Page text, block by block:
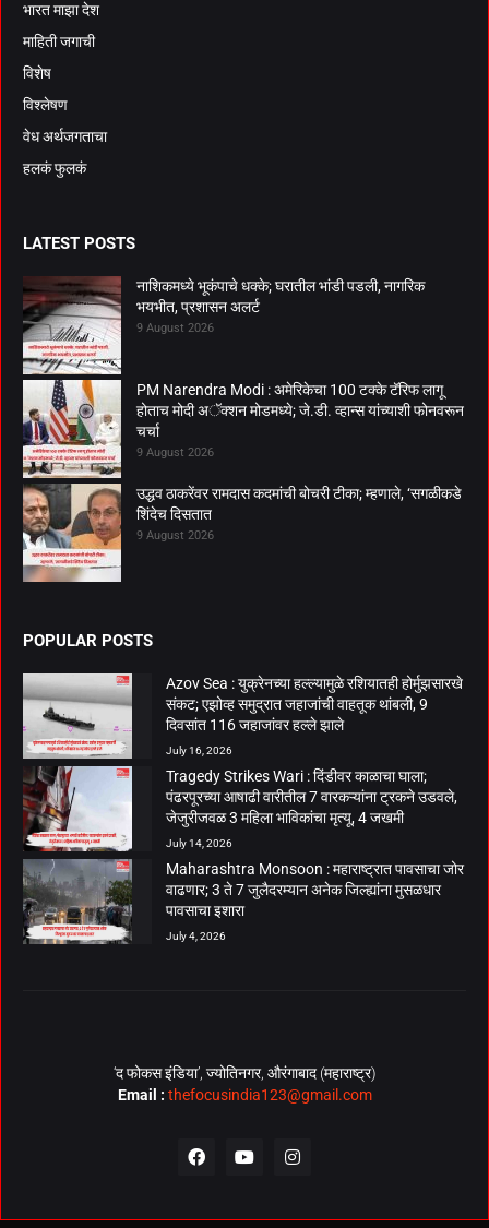
भारत माझा देश
माहिती जगाची
विशेष
विश्लेषण
वेध अर्थजगताचा
हलकं फुलकं
LATEST POSTS
नाशिकमध्ये भूकंपाचे धक्के; घरातील भांडी पडली, नागरिक
भयभीत, प्रशासन अलर्ट
9 August 2026
PM Narendra Modi : अमेरिकेचा 100 टक्के टॅरिफ लागू
होताच मोदी अॅक्शन मोडमध्ये; जे.डी. व्हान्स यांच्याशी फोनवरून
चर्चा
9 August 2026
उद्धव ठाकरेंवर रामदास कदमांची बोचरी टीका; म्हणाले, ‘सगळीकडे
शिंदेच दिसतात
9 August 2026
POPULAR POSTS
Azov Sea : युक्रेनच्या हल्ल्यामुळे रशियातही होर्मुझसारखे
संकट; एझोव्ह समुद्रात जहाजांची वाहतूक थांबली, 9
दिवसांत 116 जहाजांवर हल्ले झाले
July 16, 2026
Tragedy Strikes Wari : दिंडीवर काळाचा घाला;
पंढरपूरच्या आषाढी वारीतील 7 वारकऱ्यांना ट्रकने उडवले,
जेजुरीजवळ 3 महिला भाविकांचा मृत्यू, 4 जखमी
July 14, 2026
Maharashtra Monsoon : महाराष्ट्रात पावसाचा जोर
वाढणार; 3 ते 7 जुलैदरम्यान अनेक जिल्ह्यांना मुसळधार
पावसाचा इशारा
July 4, 2026
‘द फोकस इंडिया’, ज्योतिनगर, औरंगाबाद (महाराष्ट्र)
Email : thefocusindia123@gmail.com